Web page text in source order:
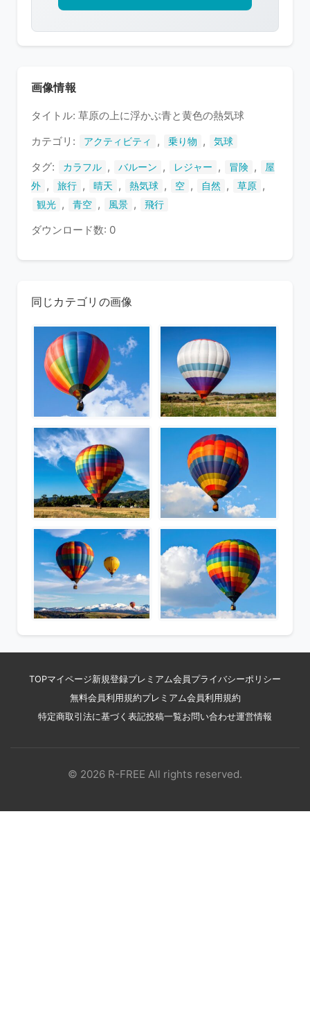
護
い
画像情報
タイトル: 草原の上に浮かぶ青と黄色の熱気球
カテゴリ:
アクティビティ , 乗り物 , 気球
タグ: カラフル , バルーン , レジャー , 冒険 ,
屋
外 , 旅行 , 晴天 , 熱気球 , 空 , 自然 , 草原 ,
観光 , 青空 , 風景 , 飛行
ダウンロード数: 0
同じカテゴリの画像
TOPマイページ新規登録プレミアム会員 プライバシーポリシー
無料会員利用規約プレミアム会員利用規約
特定商取引法に基づく表記投稿一覧お問い合わせ運営情報
© 2026 R-FREE All rights reserved.